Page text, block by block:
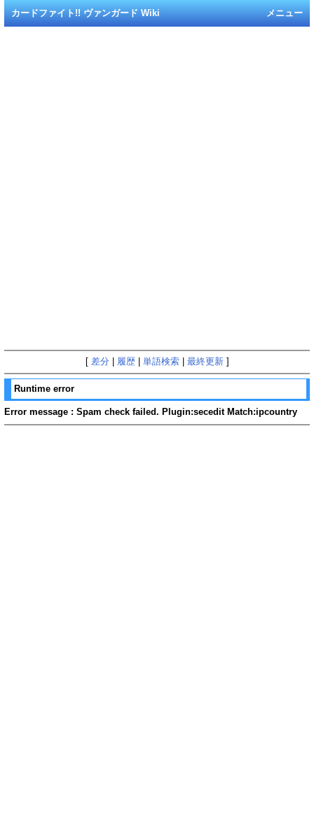
メニュー
カードファイト!! ヴァンガード Wiki
[ 差分 履歴| 単語検索| 最終更新]
Runtime error
Error message : Spam check failed. Plugin:secedit Match:ipcountry